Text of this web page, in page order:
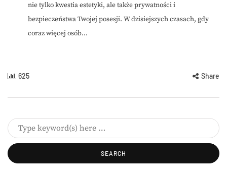
nie tylko kwestia estetyki, ale także prywatności i
bezpieczeństwa Twojej posesji. W dzisiejszych czasach, gdy
coraz więcej osób...
625 Share